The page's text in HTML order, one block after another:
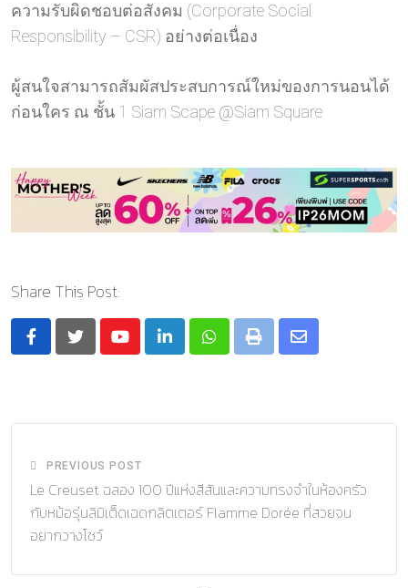
ความรับผิดชอบต่อสังคม (Corporate Social
Responsibility – CSR) อย่างต่อเนื่อง
ผู้สนใจสามารถสัมผัสประสบการณ์ใหม่ของการนอนได้
ก่อนใคร ณ ชั้น 1 Siam Scape @Siam Square
Share This Post:
YoutubeLinkedInWhatsapp
Print
Share
PREVIOUS POST
Le Creuset ฉลอง 100 ปีแห่งสีสันและความทรงจำในห้องครัว
กับหม้อรุ่นลิมิเต็ดเฉดกลิตเตอร์ Flamme Dorée ที่สวยจน
อยากวางโชว์